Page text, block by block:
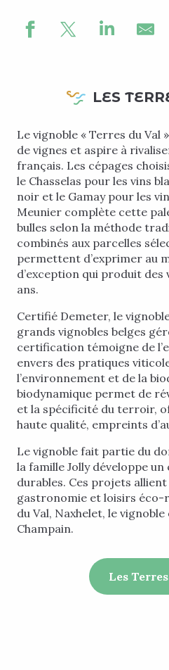
LES
Le vignoble « Terres du Val
de vignes et aspire à
français. Les cépages
le Chasselas pour les vins
noir et le Gamay pour les
Meunier complète cette
bulles selon la méthode
combinés aux parcelles
permettent d’exprimer au
d’exception qui produit des
ans.
Certifié Demeter, le
grands vignobles belges
certification témoigne de
envers des pratiques
l’environnement et de la
biodynamique permet de
et la spécificité du terroir,
haute qualité, empreints
Le vignoble fait partie du
la famille Jolly développe
durables. Ces projets
gastronomie et loisirs éco-
du Val, Naxhelet, le
Champain.
Les